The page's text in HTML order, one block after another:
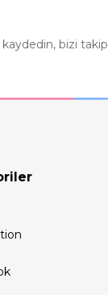
bizi takip